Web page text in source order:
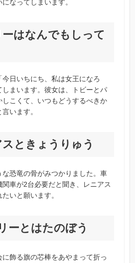
なってしまいます。
はなんでもしって
日いちにち、私は女王になろ
しまいます。彼女は、トビーとパ
こくて、いつもどうするべきか
います。
ときょうりゅう
な恐竜の骨がみつかりました。車
車が2台必要だと聞き、レニアス
いと願います。
ーとはたのぼう
飾る旗の芯棒をあやまって折っ